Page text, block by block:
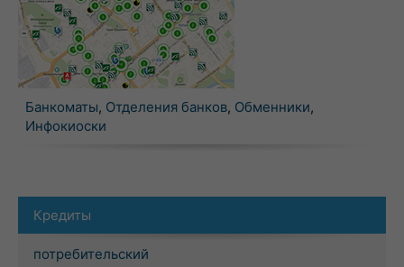
Банкоматы, Отделения банков, Обменники,
Инфокиоски
Кредиты
потребительский